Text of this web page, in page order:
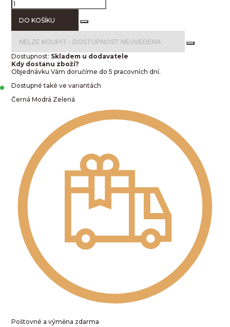
DO KOŠÍKU
NELZE KOUPIT - DOSTUPNOST NEUVEDENA
Dostupnost: Skladem u dodavatele
Kdy dostanu zboží?
Objednávku Vám doručíme do 5 pracovních dní.
Dostupné také ve variantách
Černá Modrá Zelená
Poštovné a výměna zdarma